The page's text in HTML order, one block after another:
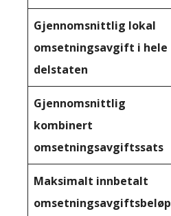
Gjennomsnittlig lokal
omsetningsavgift i hele
delstaten
Gjennomsnittlig
kombinert
omsetningsavgiftssats
Maksimalt innbetalt
omsetningsavgiftsbeløp